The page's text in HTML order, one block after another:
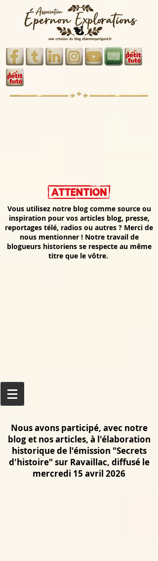
Vous utilisez notre blog comme source ou
inspiration pour vos articles blog, presse,
reportages télé, radios ou autres ? Merci de
nous mentionner ! Notre travail de
blogueurs historiens se respecte au même
titre que le vôtre.
Nous avons participé, avec notre
blog et nos articles, à l'élaboration
historique de l'émission "Secrets
d'histoire" sur Ravaillac, diffusé le
mercredi 15 avril 2026